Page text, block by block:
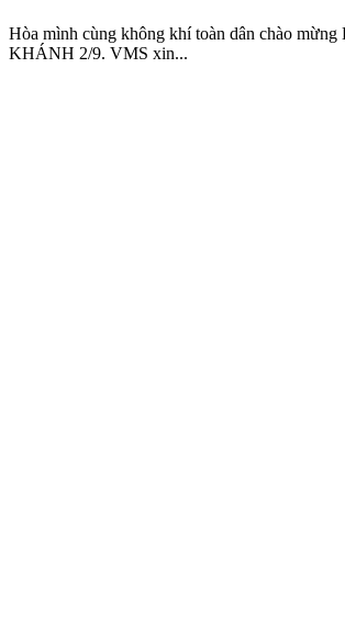
Hòa mình cùng không khí toàn dân chào
KHÁNH 2/9. VMS xin...